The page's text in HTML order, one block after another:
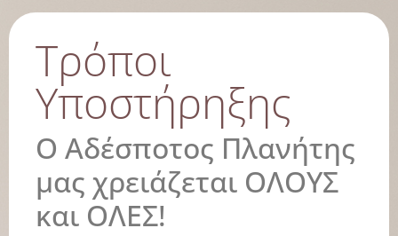
Τρόποι
Υποστήρηξης
Ο Αδέσποτος Πλανήτης
μας χρειάζεται ΟΛΟΥΣ
και ΟΛΕΣ!